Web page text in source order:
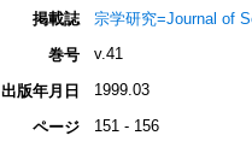
掲載誌
宗学研究=Journal of
巻号
v.41
出版年月日 1999.03
ページ 151 - 156